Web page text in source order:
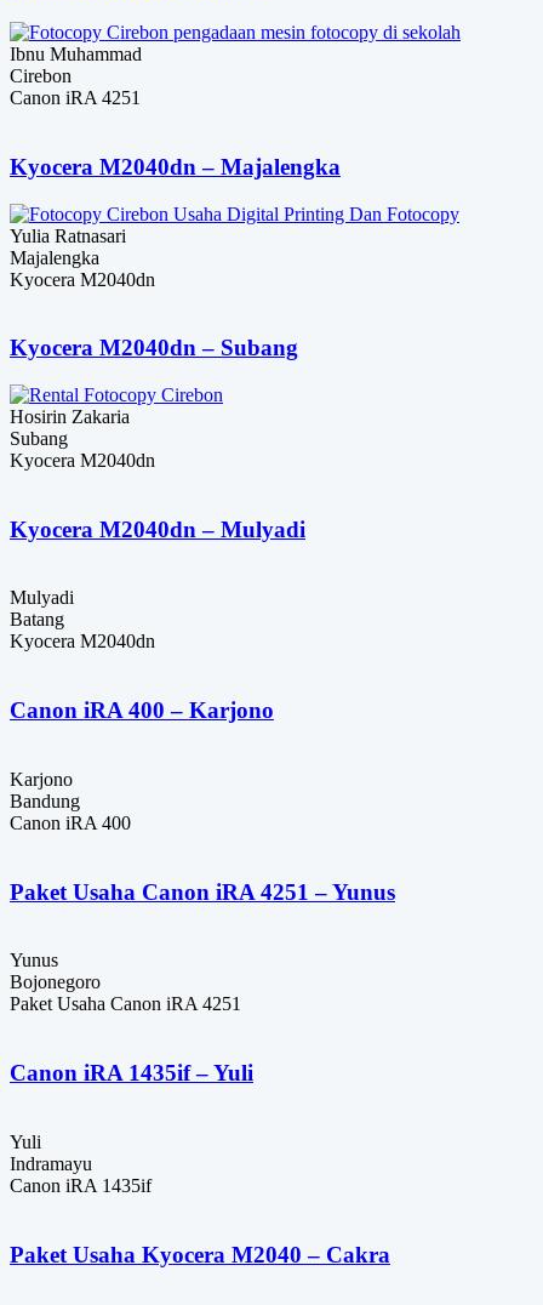
Ibnu Muhammad
Cirebon
Canon iRA 4251
Kyocera M2040dn – Majalengka
Yulia Ratnasari
Majalengka
Kyocera M2040dn
Kyocera M2040dn – Subang
Hosirin Zakaria
Subang
Kyocera M2040dn
Kyocera M2040dn – Mulyadi
Mulyadi
Batang
Kyocera M2040dn
Canon iRA 400 – Karjono
Karjono
Bandung
Canon iRA 400
Paket Usaha Canon iRA 4251 – Yunus
Yunus
Bojonegoro
Paket Usaha Canon iRA 4251
Canon iRA 1435if – Yuli
Yuli
Indramayu
Canon iRA 1435if
Paket Usaha Kyocera M2040 – Cakra